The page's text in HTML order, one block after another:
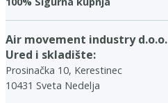
Air movement industry d.o.o.
Ured i skladište:
Prosinačka 10, Kerestinec
10431 Sveta Nedelja